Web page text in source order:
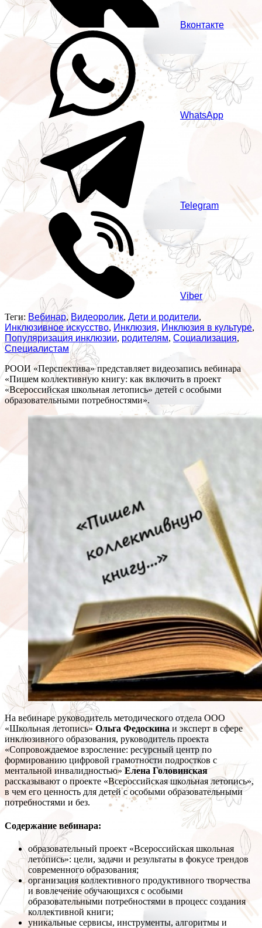
Вконтакте
WhatsApp
Telegram
Viber
Теги: Вебинар, Видеоролик, Дети и родители,
Инклюзивное искусство, Инклюзия, Инклюзия в культуре,
Популяризация инклюзии, родителям, Социализация,
Специалистам
РООИ «Перспектива» представляет видеозапись вебинара
«Пишем коллективную книгу: как включить в проект
«Всероссийская школьная летопись» детей с особыми
образовательными потребностями».
На вебинаре руководитель методического отдела ООО
«Школьная летопись» Ольга Федоскина и эксперт в сфере
инклюзивного образования, руководитель проекта
«Сопровождаемое взросление: ресурсный центр по
формированию цифровой грамотности подростков с
ментальной инвалидностью»Елена Головинская
рассказывают о проекте «Всероссийская школьная летопись»,
в чем его ценность для детей с особыми образовательными
потребностями и без.
Содержание вебинара:
образовательный проект «Всероссийская школьная
летопись»: цели, задачи и результаты в фокусе трендов
современного образования;
организация коллективного продуктивного творчества
и вовлечение обучающихся с особыми
образовательными потребностями в процесс создания
коллективной книги;
уникальные сервисы, инструменты, алгоритмы и